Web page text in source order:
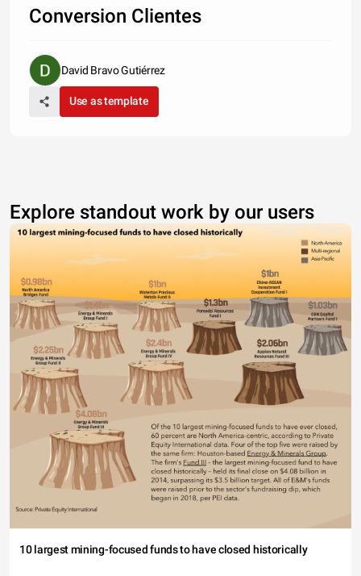
Conversion Clientes
David Bravo Gutiérrez
Use as template
Explore standout work by our users
10 largest mining-focused funds to have closed historically